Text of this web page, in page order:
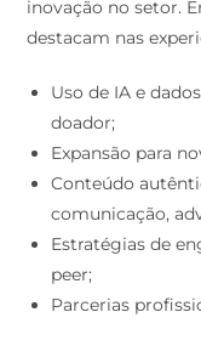
destacam nas
doador;
Expansão para
Conteúdo
comunicação,
Estratégias de
peer;
Parcerias